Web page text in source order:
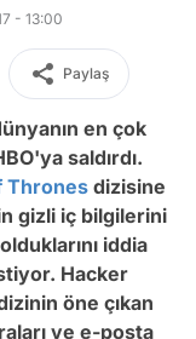
- 13:00
Paylaş
en çok
saldırdı.
Thronesdizisine
gizli iç bilgilerini
iddia
Hacker
öne çıkan
ve e-posta